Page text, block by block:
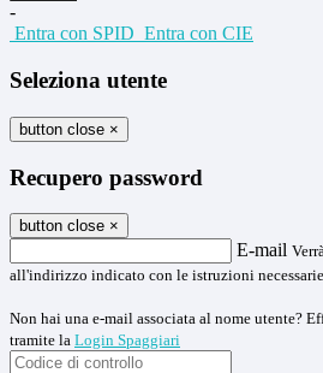
-
Entra con SPID Entra con CIE
Seleziona utente
button close ×
Recupero password
button close ×
E-mail
all'indirizzo indicato con le istruzioni
Non hai una e-mail associata al nome utente?
tramite la Login Spaggiari